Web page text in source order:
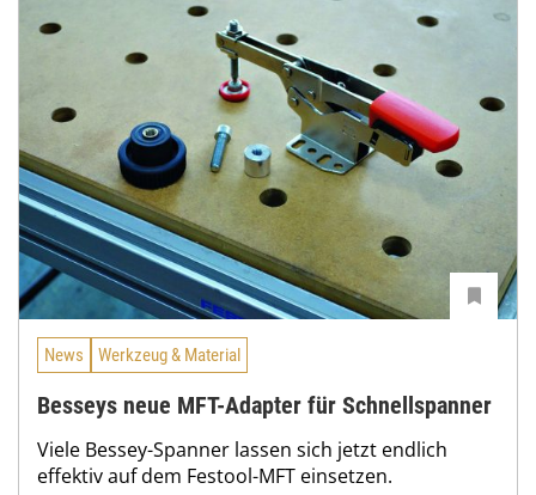
News Werkzeug & Material
Besseys neue MFT-Adapter für Schnellspanner
Viele Bessey-Spanner lassen sich jetzt endlich
effektiv auf dem Festool-MFT einsetzen.